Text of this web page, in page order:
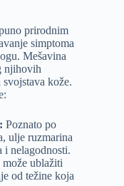
prirodnim
simptoma
Mešavina
njihovih
kože.
Poznato po
ulje ruzmarina
i nelagodnosti.
ublažiti
od težine koja